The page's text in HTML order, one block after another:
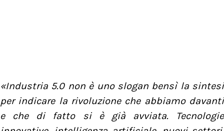
«Industria 5.0 non è uno slogan bensì la sintesi
per indicare la rivoluzione che abbiamo davanti
e che di fatto si è già avviata. Tecnologie